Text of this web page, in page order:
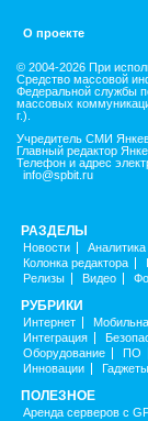
О проекте
© 2004-2026 При
Средство массовой
Федеральной службы
массовых
г.).
Учредитель СМИ
Главный редактор
Телефон и адрес
info@spbit.ru
РАЗДЕЛЫ
Новости Аналитика
Колонка редактора
Релизы
Видео
РУБРИКИ
Интернет
Интеграция
Оборудование
ПО
Инновации
Гаджеты
ПОЛЕЗНОЕ
Аренда серверов с